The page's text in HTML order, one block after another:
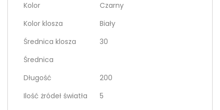
Kolor
Czarny
Kolor klosza
Biały
Średnica klosza
30
Średnica
Długość
200
Ilość żródeł światła
5